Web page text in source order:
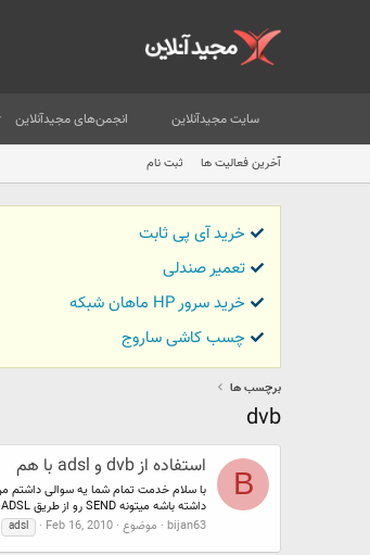
سایت مجیدآنلاین انجمن‌های مجیدآنلاین
آخرین فعالیت ها ثبت نام
خرید آی پی ثابت
تعمیر صندلی
خرید سرور HP ماهان شبکه
چسب کاشی ساروج
برچسب ها
dvb
B
استفاده از dvb و adsl با هم
داشته باشه میتونه SEND رو از طریق ADSL و دریافت رو از اینترنت...
bijan63 موضوع Feb 16, 2010
adsl